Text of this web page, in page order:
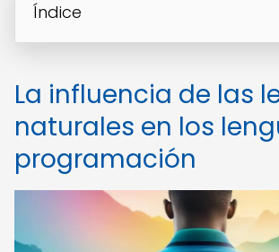
Índice
La influencia de las
naturales en los
programación